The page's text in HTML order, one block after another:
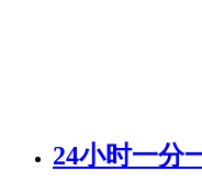
24小时一分